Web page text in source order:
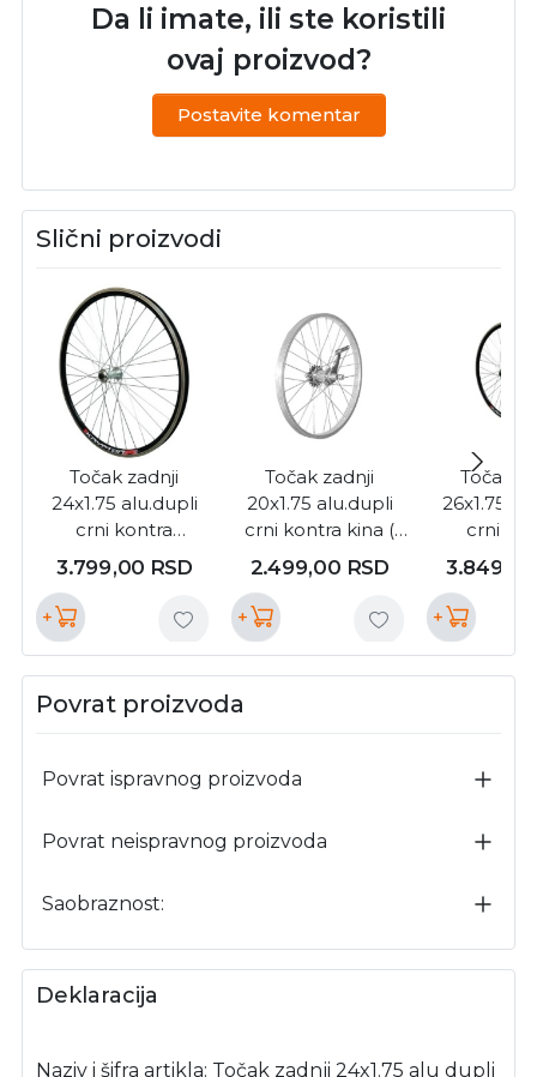
Da li imate, ili ste koristili
ovaj proizvod?
Postavite komentar
Slični proizvodi
Točak zadnji
24x1.75 alu.dupli
crni kontra
velosteel ( 480043
)
3.799,00 RSD
+
Točak zadnji
20x1.75 alu.dupli
crni kontra kina (
490096 )
2.499,00 RSD
+
Točak
26x1.75
crni
velosteel (
+
Povrat proizvoda
Povrat ispravnog proizvoda
Povrat neispravnog proizvoda
Saobraznost:
Deklaracija
Naziv i šifra artikla: Točak zadnji 24x1.75 alu dupli